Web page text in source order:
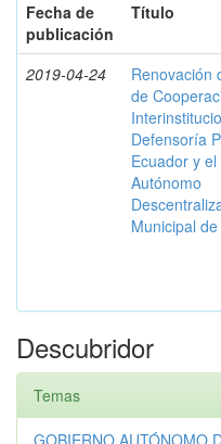
Fecha de
publicación
Título
2019-04-24
Renovación
de
Defensoría
Ecuador y
Autónomo
Municipal
Descubridor
Temas
GOBIERNO AUTÓNOMO